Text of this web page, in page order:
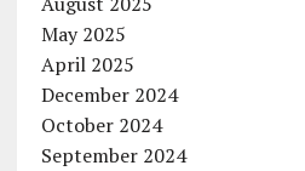
May 2025
April 2025
December 2024
October 2024
September 2024